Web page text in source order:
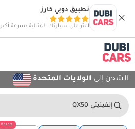
تطبيق دوبي كارز
اعثر على سيارتك المثالية بسرعة أكبر
الشحن إلى الولايات المتحدة
إنفينيتي QX50
جديدة